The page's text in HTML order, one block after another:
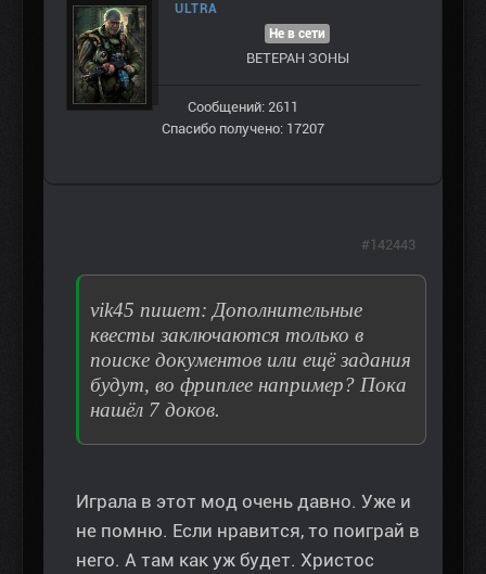
ULTRA
Не в сети
ВЕТЕРАН ЗOНЫ
Сообщений: 2611
Спасибо получено: 17207
vik45 пишет: Дополнительные
квесты заключаются только в
поиске документов или ещё задания
будут, во фриплее например? Пока
нашёл 7 доков.
Играла в этот мод очень давно. Уже и
не помню. Если нравится, то поиграй в
него. А там как уж будет. Христос
#142443